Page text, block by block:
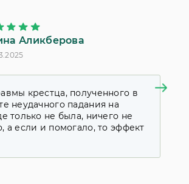
Аликберова
крестца, полученного в
неудачного падания на
только не была, ничего не
а если и помогало, то эффект